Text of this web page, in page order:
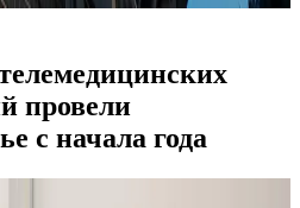
провели
с начала года